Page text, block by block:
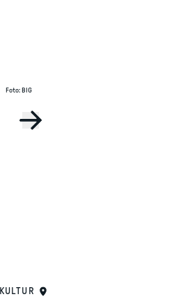
Foto: BIG
KULTUR